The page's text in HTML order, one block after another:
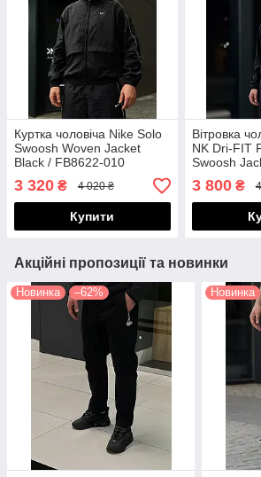
Куртка чоловіча Nike Solo
Swoosh Woven Jacket
Black / FB8622-010
3 320 ₴ 4 020 ₴
Купити
Вітровка
NK Dri-FIT
Swoosh
3 800₴
Акційні пропозиції та новинки
Новинка –62% Новинка